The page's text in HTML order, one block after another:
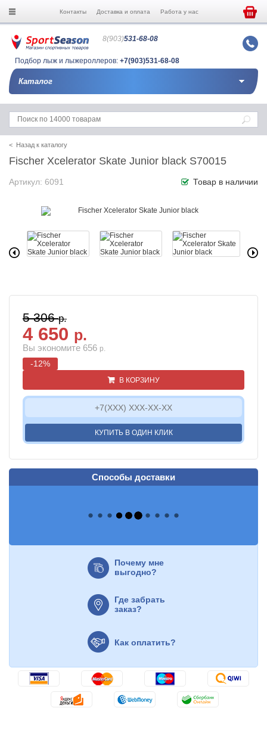
Контакты Доставка и оплата Работа у нас
8(903)531-68-08
Подбор лыж и лыжероллеров: +7(903)531-68-08
Каталог
< Назад к каталогу
Fischer Xcelerator Skate Junior black S70015
Артикул: 6091 Товар в наличии
5 306р.
4 650 р.
Вы экономите 656 р.
-12%
В КОРЗИНУ
КУПИТЬ В ОДИН КЛИК
Способы доставки
Почему мне
выгодно?
Где забрать
заказ?
Как оплатить?